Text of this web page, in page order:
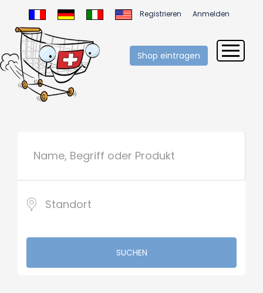
Registrieren Anmelden
Shop eintragen
SUCHEN